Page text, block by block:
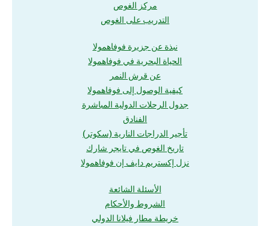
مركز الغوص
التدريب على الغوص
نبذة عن جزيرة فوفاهمولا
الحياة البحرية في فوفاهمولا
عن قرش النمر
كيفية الوصول إلى فوفاهمولا
جدول الرحلات الدولية المباشرة
الفنادق
تأجير الدراجات النارية (سكوتر)
تاريخ الغوص في تايجر شارك
نزل إكستريم دايف إن فوفاهمولا
الأسئلة الشائعة
الشروط والأحكام
خريطة مطار فيلانا الدولي